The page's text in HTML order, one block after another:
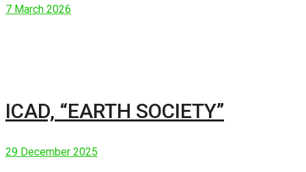
7 March 2026
ICAD, “EARTH SOCIETY”
29 December 2025